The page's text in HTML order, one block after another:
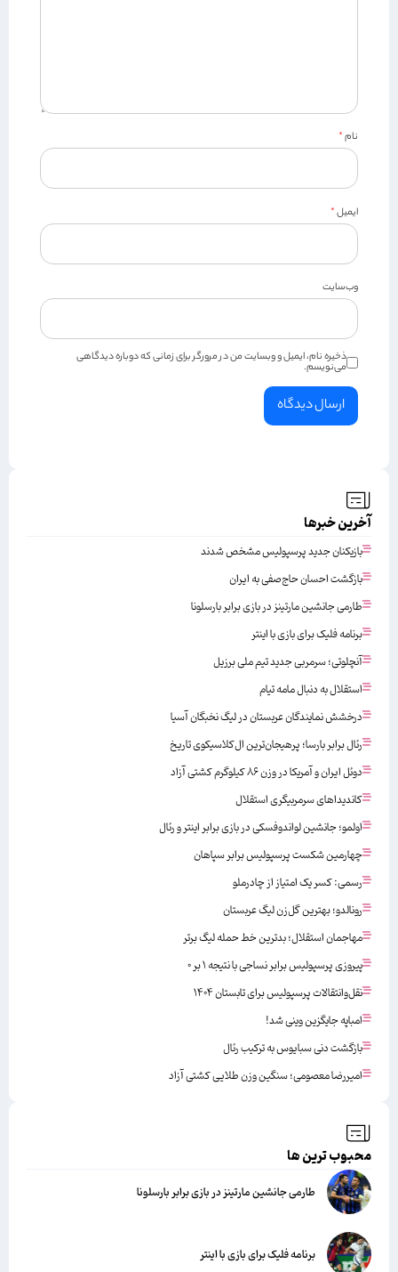
نام*
ایمیل*
وب‌سایت
ذخیره نام، ایمیل و وبسایت من در مرورگر برای زمانی که دوباره دیدگاهی
می‌نویسم.
آخرین خبرها
بازیکنان جدید پرسپولیس مشخص شدند
بازگشت احسان حاج‌صفی به ایران
طارمی جانشین مارتینز در بازی برابر بارسلونا
برنامه فلیک برای بازی با اینتر
آنچلوتی؛ سرمربی جدید تیم ملی برزیل
استقلال به دنبال مامه تیام
درخشش نمایندگان عربستان در لیگ نخبگان آسیا
رئال برابر بارسا؛ پرهیجان‌‌ترین ال‌کلاسیکوی تاریخ
دوئل ایران و آمریکا در وزن ۸۶ کیلوگرم کشتی آزاد
کاندیداهای سرمربیگری استقلال
اولمو؛ جانشین لواندوفسکی در بازی برابر اینتر و رئال
چهارمین شکست پرسپولیس برابر سپاهان
رسمی: کسر یک امتیاز از چادرملو
رونالدو؛ بهترین گل‌زن لیگ عربستان
مهاجمان استقلال؛ بدترین خط حمله لیگ برتر
پیروزی پرسپولیس برابر نساجی با نتیجه ۱ بر ۰
نقل‌وانتقالات پرسپولیس برای تابستان ۱۴۰۴
امباپه جایگزین وینی شد!
بازگشت دنی سبایوس به ترکیب رئال
امیررضا معصومی؛ سنگین وزن طلایی کشتی آزاد
محبوب ترین ها
طارمی جانشین مارتینز در بازی برابر بارسلونا
برنامه فلیک برای بازی با اینتر